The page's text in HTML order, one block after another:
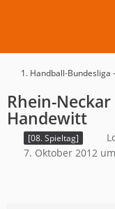
1. Handball-Bundesliga
Rhein-
Handewitt
[08. Spieltag]
7. Oktober 2012